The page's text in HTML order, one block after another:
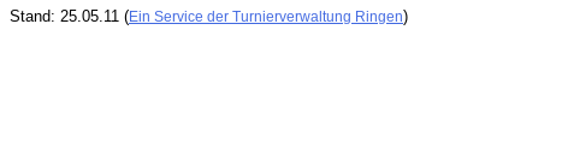
Stand: 25.05.11 (Ein Service der Turnierverwaltung Ringen)